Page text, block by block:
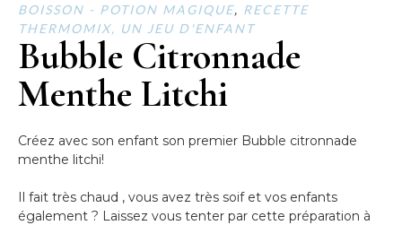
BOISSON - POTION MAGIQUE, RECETTE
THERMOMIX, UN JEU D'ENFANT
Bubble Citronnade
Menthe Litchi
Créez avec son enfant son premier Bubble citronnade
menthe litchi!
Il fait très chaud , vous avez très soif et vos enfants
également ? Laissez vous tenter par cette préparation à